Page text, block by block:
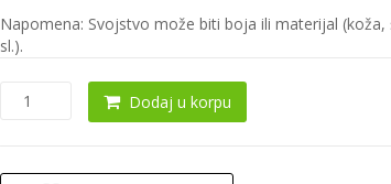
Napomena: Svojstvo može biti boja ili materijal
sl.).
Ogledalo
0163
Dodaj u korpu